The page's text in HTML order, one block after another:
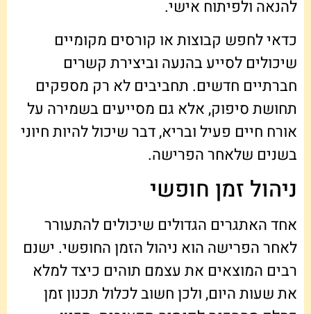
להנאה ולפיתוח אישי.
כדאי לחפש קבוצות או קורסים מקומיים
שיכולים לסייע בהנעה וביצירת קשרים
חברתיים חדשים. תחביבים לא רק מספקים
תחושת סיפוק, אלא גם מסייעים בשמירה על
אורח חיים פעיל ובריא, דבר שיכול להיות חיוני
בשנים שלאחר הפרישה.
ניהול זמן חופשי
אחד האתגרים הגדולים שיכולים להתעורר
לאחר הפרישה הוא ניהול הזמן החופשי. ישנם
רבים המוצאים את עצמם תוהים כיצד למלא
את שעות היום, ולכן חשוב לכלול תכנון זמן